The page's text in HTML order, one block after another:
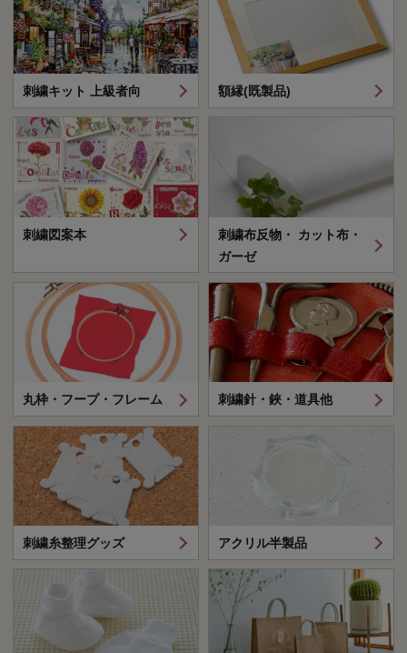
刺繍キット 上級者向 額縁(既製品)
刺繍図案本
刺繍布反物・ カット布・
ガーゼ
丸枠・フープ・フレーム 刺繍針・鋏・道具他
刺繍糸整理グッズ アクリル半製品